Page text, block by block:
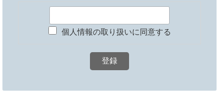
個人情報の取り扱いに同意する